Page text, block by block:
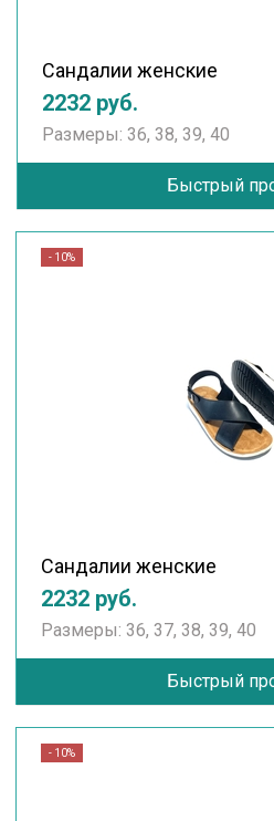
Сандалии женские
2232 руб.
Размеры: 36, 38, 39, 40
Быстрый
- 10%
Сандалии женские
2232 руб.
Размеры: 36, 37, 38, 39, 40
Быстрый
- 10%